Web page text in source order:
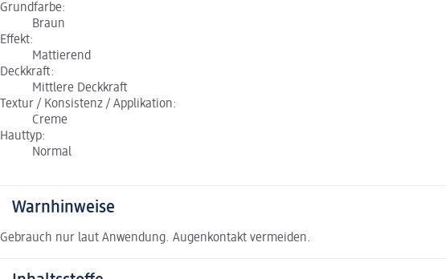
Grundfarbe:
Braun
Effekt:
Mattierend
Deckkraft:
Mittlere Deckkraft
Textur / Konsistenz / Applikation:
Creme
Hauttyp:
Normal
Warnhinweise
Gebrauch nur laut Anwendung. Augenkontakt vermeiden.